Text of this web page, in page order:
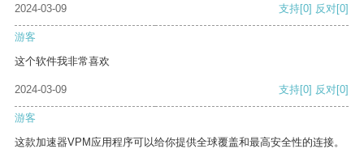
2024-03-09 支持[0] 反对[0]
游客
这个软件我非常喜欢
2024-03-09 支持[0] 反对[0]
游客
这款加速器VPM应用程序可以给你提供全球覆盖和最高安全性的连接。